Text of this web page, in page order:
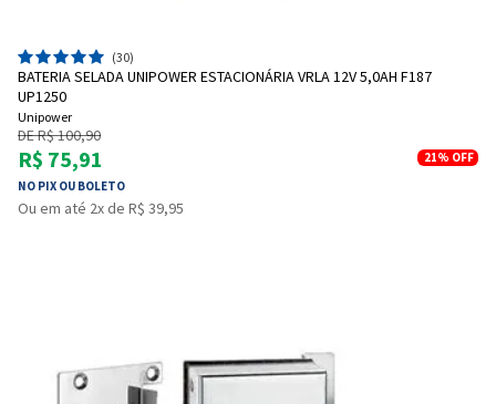
(30)
BATERIA SELADA UNIPOWER ESTACIONÁRIA VRLA 12V 5,0AH F187
UP1250
Unipower
DE R$ 100,90
R$ 75,91
NO PIX OU BOLETO
21% OFF
Ou em até 2x de R$ 39,95